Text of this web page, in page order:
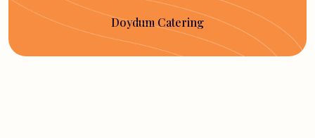
Doydum Catering